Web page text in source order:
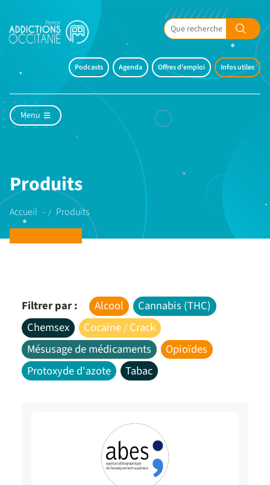
Podcasts Agenda Offres d'emploi Infos utiles
Menu
Produits
Accueil Produits
Filtrer par : Alcool
Cannabis (THC)
Chemsex
Cocaïne / Crack
Mésusage de médicaments
Opioïdes
Protoxyde d'azote
Tabac